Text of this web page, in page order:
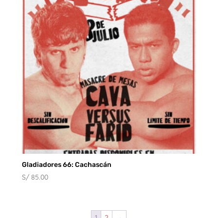
hasta
S/ 80.00
Gladiadores 66: Cachascán
S/85.00